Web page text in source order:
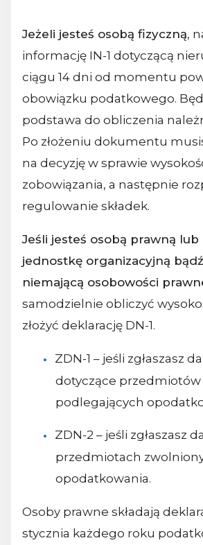
Jeżeli jesteś osobą fizyczną,
informację IN-1 dotyczącą
ciągu 14 dni od momentu
obowiązku podatkowego.
podstawa do obliczenia
Po złożeniu dokumentu
na decyzję w sprawie
zobowiązania, a następnie
regulowanie składek.
Jeśli jesteś osobą prawną lub
jednostkę organizacyjną
niemającą osobowości
samodzielnie obliczyć
złożyć deklarację DN-1.
ZDN-1 – jeśli zgłaszasz
dotyczące przedmiotów
podlegających
ZDN-2 – jeśli zgłaszasz
przedmiotach
opodatkowania.
Osoby prawne składają
stycznia każdego roku